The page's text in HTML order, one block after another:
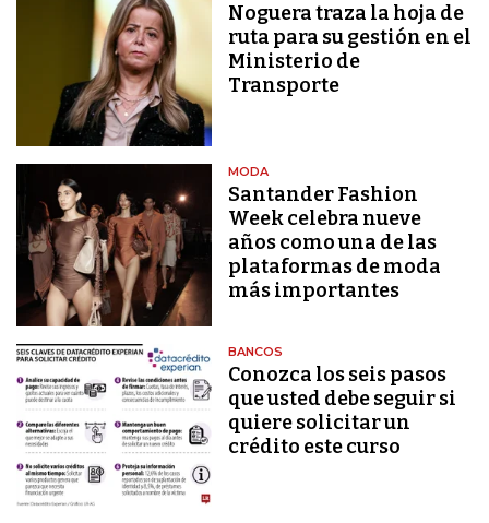
Noguera traza la hoja de
ruta para su gestión en el
Ministerio de
Transporte
MODA
Santander Fashion
Week celebra nueve
años como una de las
plataformas de moda
más importantes
BANCOS
Conozca los seis pasos
que usted debe seguir si
quiere solicitar un
crédito este curso